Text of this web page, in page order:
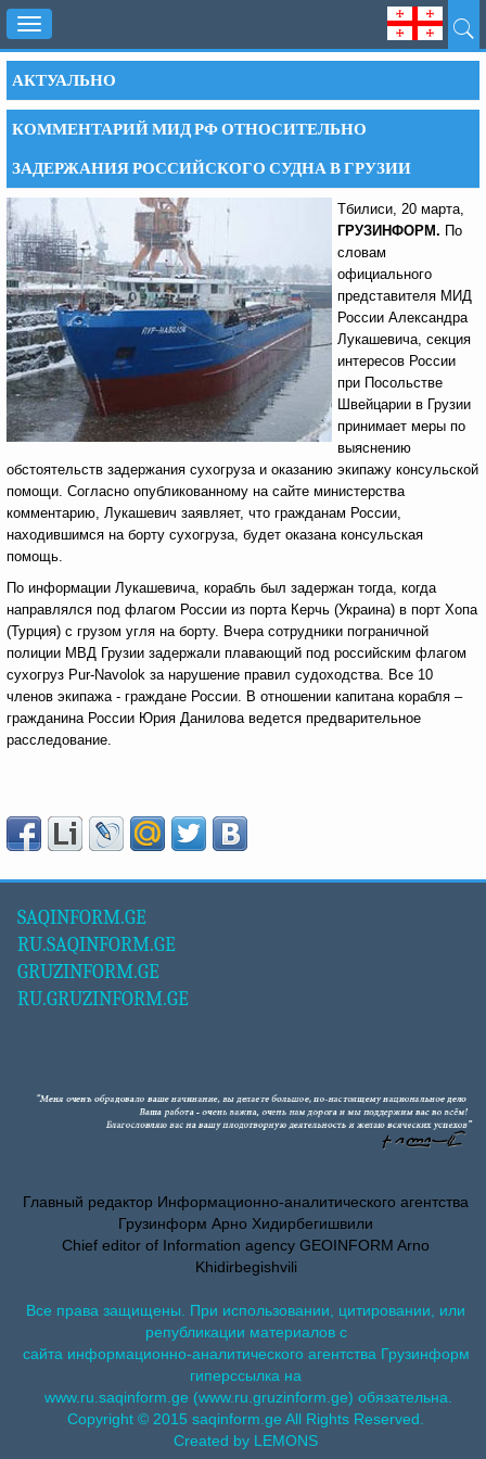
Toggle
navigation
АКТУАЛЬНО
КОММЕНТАРИЙ МИД РФ ОТНОСИТЕЛЬНО
ЗАДЕРЖАНИЯ РОССИЙСКОГО СУДНА В ГРУЗИИ
Тбилиси, 20 марта,
ГРУЗИНФОРМ. По
словам
официального
представителя МИД
России Александра
Лукашевича, секция
интересов России
при Посольстве
Швейцарии в Грузии
принимает меры по
выяснению
обстоятельств задержания сухогруза и оказанию экипажу консульской
помощи. Согласно опубликованному на сайте министерства
комментарию, Лукашевич заявляет, что гражданам России,
находившимся на борту сухогруза, будет оказана консульская
помощь.
По информации Лукашевича, корабль был задержан тогда, когда
направлялся под флагом России из порта Керчь (Украина) в порт Хопа
(Турция) с грузом угля на борту. Вчера сотрудники пограничной
полиции МВД Грузии задержали плавающий под российским флагом
сухогруз Pur-Navolok за нарушение правил судоходства. Все 10
членов экипажа - граждане России. В отношении капитана корабля –
гражданина России Юрия Данилова ведется предварительное
расследование.
SAQINFORM.GE
RU.SAQINFORM.GE
GRUZINFORM.GE
RU.GRUZINFORM.GE
Главный редактор Информационно-аналитического агентства
Грузинформ Арно Хидирбегишвили
Chief editor of Information agency GEOINFORM Arno
Khidirbegishvili
Все права защищены. При использовании, цитировании, или
републикации материалов с
сайта информационно-аналитического агентства Грузинформ
гиперссылка на
www.ru.saqinform.ge (www.ru.gruzinform.ge) обязательна.
Copyright © 2015 saqinform.ge All Rights Reserved.
Created by LEMONS